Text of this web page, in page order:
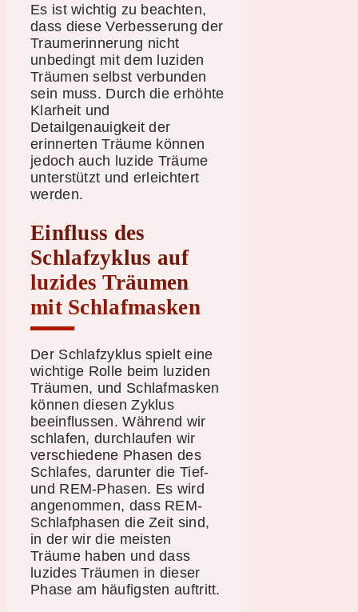
Es ist wichtig zu beachten,
dass diese Verbesserung der
Traumerinnerung nicht
unbedingt mit dem luziden
Träumen selbst verbunden
sein muss. Durch die erhöhte
Klarheit und
Detailgenauigkeit der
erinnerten Träume können
jedoch auch luzide Träume
unterstützt und erleichtert
werden.
Einfluss des
Schlafzyklus auf
luzides Träumen
mit Schlafmasken
Der Schlafzyklus spielt eine
wichtige Rolle beim luziden
Träumen, und Schlafmasken
können diesen Zyklus
beeinflussen. Während wir
schlafen, durchlaufen wir
verschiedene Phasen des
Schlafes, darunter die Tief-
und REM-Phasen. Es wird
angenommen, dass REM-
Schlafphasen die Zeit sind,
in der wir die meisten
Träume haben und dass
luzides Träumen in dieser
Phase am häufigsten auftritt.